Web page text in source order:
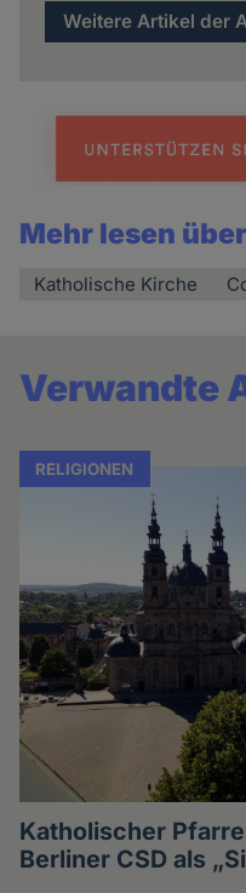
Weitere Artikel der
Mehr lesen
Katholische Kirche
Verwandte
RELIGIONEN
Katholischer
Berliner CSD als